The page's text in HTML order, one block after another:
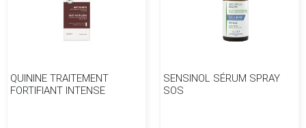
QUININE TRAITEMENT
FORTIFIANT INTENSE
SENSINOL SÉRUM SPRAY
SOS